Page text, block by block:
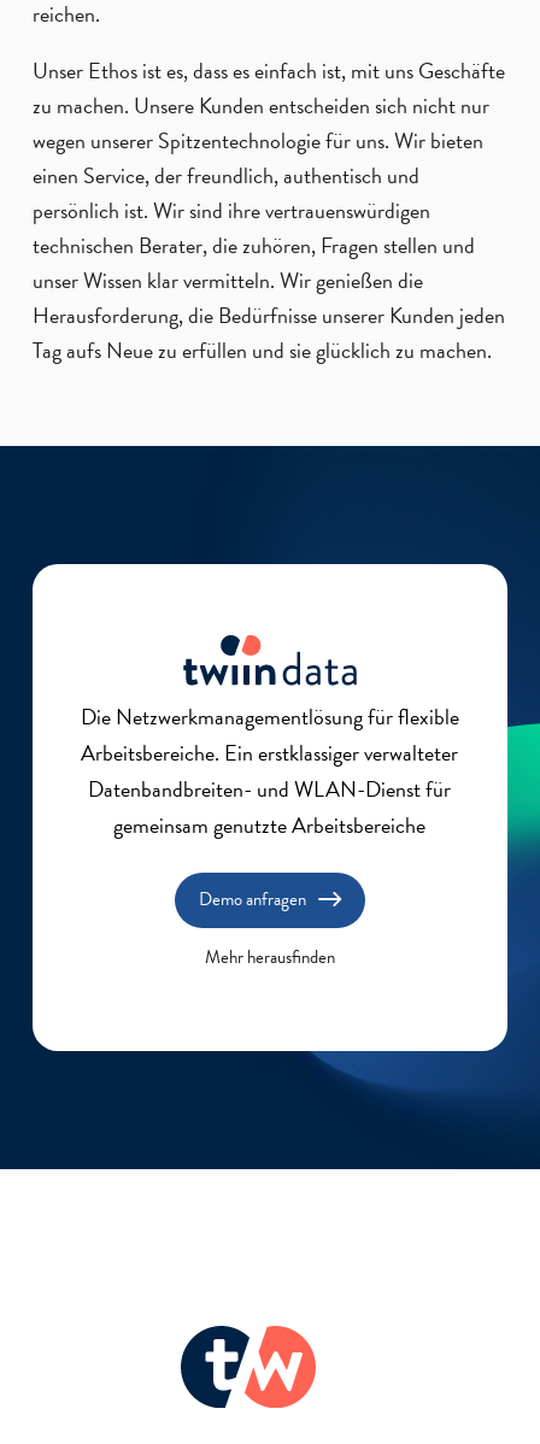
reichen.
Unser Ethos ist es, dass es einfach ist, mit uns Geschäfte
zu machen. Unsere Kunden entscheiden sich nicht nur
wegen unserer Spitzentechnologie für uns. Wir bieten
einen Service, der freundlich, authentisch und
persönlich ist. Wir sind ihre vertrauenswürdigen
technischen Berater, die zuhören, Fragen stellen und
unser Wissen klar vermitteln. Wir genießen die
Herausforderung, die Bedürfnisse unserer Kunden jeden
Tag aufs Neue zu erfüllen und sie glücklich zu machen.
Die Netzwerkmanagementlösung für flexible
Arbeitsbereiche. Ein erstklassiger verwalteter
Datenbandbreiten- und WLAN-Dienst für
gemeinsam genutzte Arbeitsbereiche
Demo anfragen
Mehr herausfinden